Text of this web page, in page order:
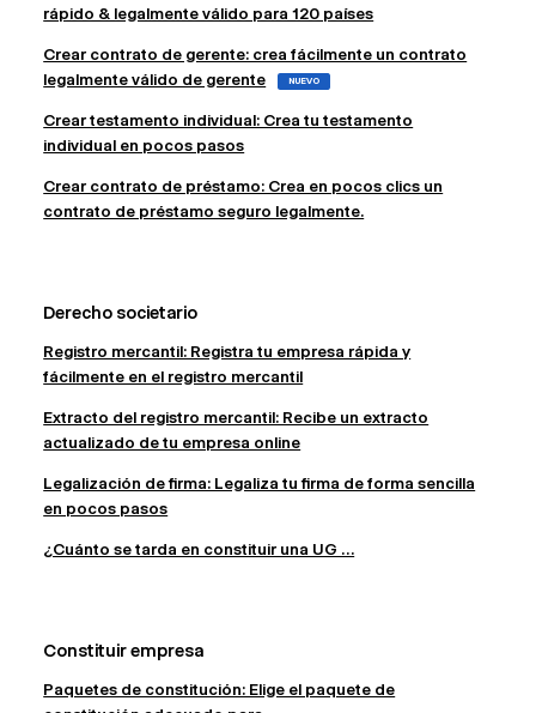
rápido & legalmente válido para 120 países
Crear contrato de gerente: crea fácilmente un contrato
legalmente válido de gerente
NUEVO
Crear testamento individual: Crea tu testamento
individual en pocos pasos
Crear contrato de préstamo: Crea en pocos clics un
contrato de préstamo seguro legalmente.
Derecho societario
Registro mercantil: Registra tu empresa rápida y
fácilmente en el registro mercantil
Extracto del registro mercantil: Recibe un extracto
actualizado de tu empresa online
Legalización de firma: Legaliza tu firma de forma sencilla
en pocos pasos
¿Cuánto se tarda en constituir una UG ...
Constituir empresa
Paquetes de constitución: Elige el paquete de